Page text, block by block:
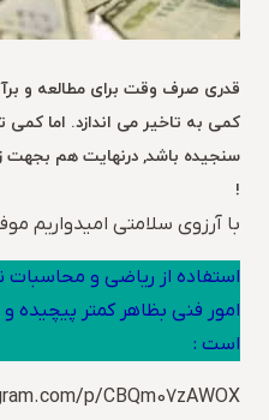
قدری صرف وقت برای مطالعه و
کمی به تاخیر می اندازد. اما کمی
سنجیده باشد, درنهایت هم بجهت
!
با آرزوی سلامتی امیدواریم
استفاده از ریاضی و محاسبات
امور فنی بظاهر کمتر پیچیده
است :
p/CBQm07zAWOX/